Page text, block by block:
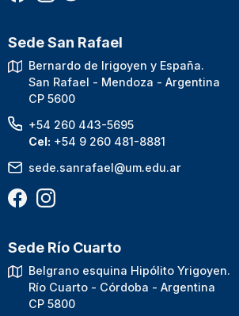
Sede San Rafael
Bernardo de Irigoyen y España.
San Rafael - Mendoza - Argentina
CP 5600
+54 260 443-5695
Cel: +54 9 260 481-8881
sede.sanrafael@um.edu.ar
Sede Río Cuarto
Belgrano esquina Hipólito Yrigoyen.
Río Cuarto - Córdoba - Argentina
CP 5800